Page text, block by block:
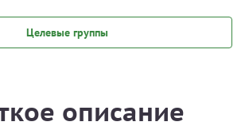
Целевые группы
описание